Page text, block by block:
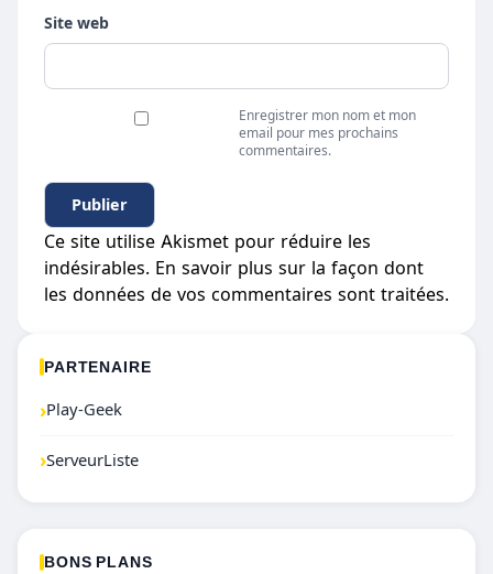
Site web
Enregistrer mon nom et mon
email pour mes prochains
commentaires.
Ce site utilise Akismet pour réduire les
indésirables. En savoir plus sur la façon dont
les données de vos commentaires sont traitées.
PARTENAIRE
›Play-Geek
›ServeurListe
BONS PLANS